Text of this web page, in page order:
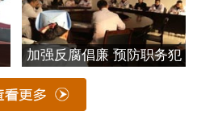
加强反腐倡廉 预防职务犯